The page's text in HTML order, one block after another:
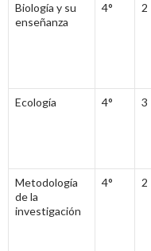
Biología y su
enseñanza
4° 2
Ecología 4° 3
Metodología
de la
investigación
4° 2